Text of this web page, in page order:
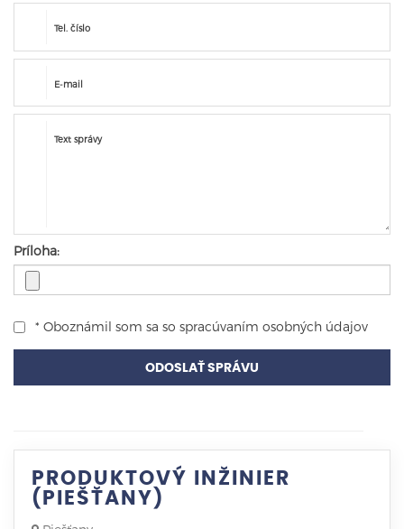
Tel. číslo
E-mail
Text správy
Príloha:
* Oboznámil som sa so spracúvaním osobných údajov
ODOSLAŤ SPRÁVU
PRODUKTOVÝ INŽINIER
(PIEŠŤANY)